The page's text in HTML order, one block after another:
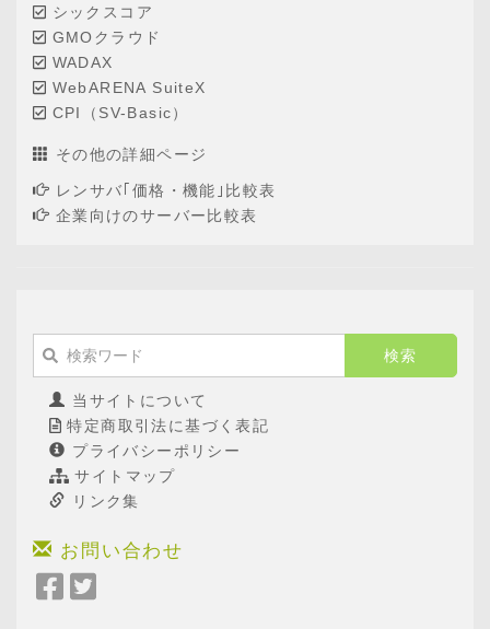
シックスコア
GMOクラウド
WADAX
WebARENA SuiteX
CPI（SV-Basic）
その他の詳細ページ
レンサバ｢価格・機能｣比較表
企業向けのサーバー比較表
当サイトについて
特定商取引法に基づく表記
プライバシーポリシー
サイトマップ
リンク集
お問い合わせ
Facebook